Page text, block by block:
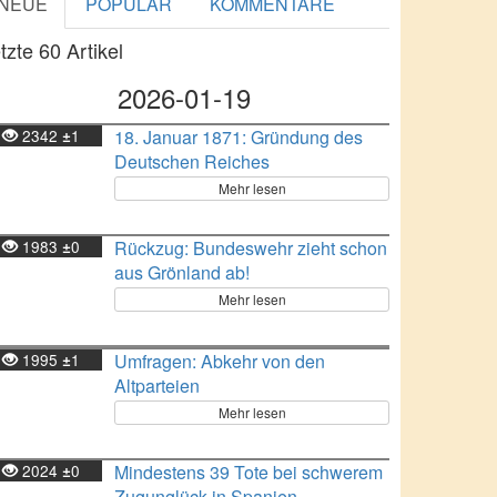
60 Artikel
2026-01-19
2342 ±1
18. Januar 1871: Gründung des
Deutschen Reiches
Mehr lesen
1983 ±0
Rückzug: Bundeswehr zieht schon
aus Grönland ab!
Mehr lesen
1995 ±1
Umfragen: Abkehr von den
Altparteien
Mehr lesen
2024 ±0
Mindestens 39 Tote bei schwerem